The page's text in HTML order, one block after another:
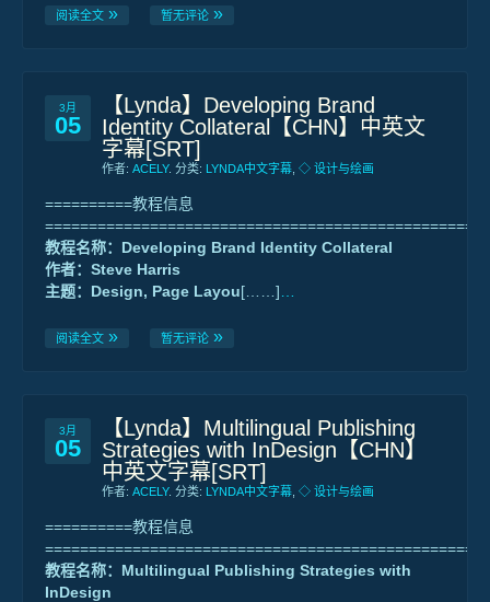
阅读全文 暂无评论
3月
05
【Lynda】Developing Brand
Identity Collateral【CHN】中英文
字幕[SRT]
作者: ACELY. 分类: LYNDA中文字幕 ◇ 设计与绘画
==========教程信息
教程名称：Developing Brand Identity Collateral
作者：Steve Harris
主题：Design, Page Layou[……]
阅读全文 暂无评论
3月
05
【Lynda】Multilingual Publishing
Strategies with InDesign【CHN】
中英文字幕[SRT]
作者: ACELY. 分类: LYNDA中文字幕 ◇ 设计与绘画
==========教程信息
教程名称：Multilingual Publishing Strategies with
InDesign